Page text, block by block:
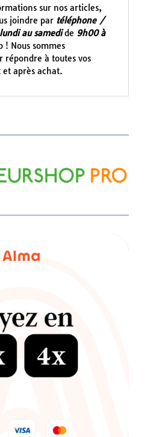
sur nos articles,
joindre par téléphone /
lundi au samedide 9h00 à
Nous sommes
répondre à toutes vos
et après achat.